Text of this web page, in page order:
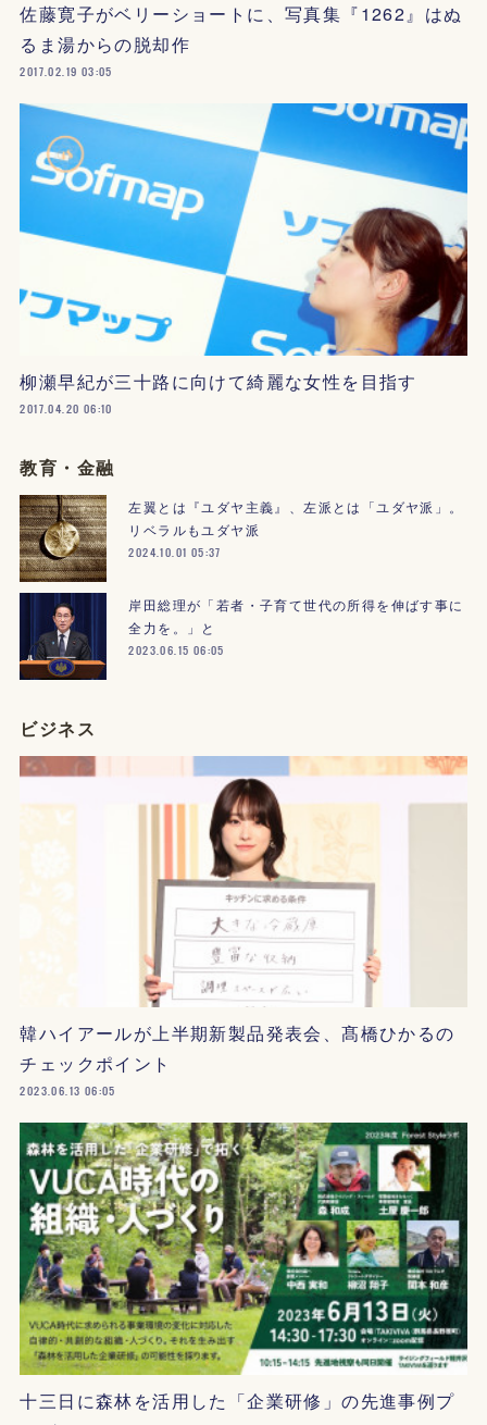
佐藤寛子がベリーショートに、写真集『1262』はぬ
るま湯からの脱却作
2017.02.19 03:05
柳瀬早紀が三十路に向けて綺麗な女性を目指す
2017.04.20 06:10
教育・金融
左翼とは『ユダヤ主義』、左派とは「ユダヤ派」。
リベラルもユダヤ派
2024.10.01 05:37
岸田総理が「若者・子育て世代の所得を伸ばす事に
全力を。」と
2023.06.15 06:05
ビジネス
韓ハイアールが上半期新製品発表会、髙橋ひかるの
チェックポイント
2023.06.13 06:05
十三日に森林を活用した「企業研修」の先進事例プ